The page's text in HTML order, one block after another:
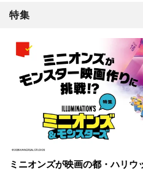
特集
ミニオンズが映画の都・ハリ